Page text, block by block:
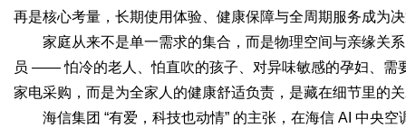
再是核心考量，长期使用体验、健康保障与全周期服务成为
家庭从来不是单一需求的集合，而是物理空间与亲缘关
员 —— 怕冷的老人、怕直吹的孩子、对异味敏感的孕妇、需
家电采购，而是为全家人的健康舒适负责，是藏在细节里的
海信集团 “有爱，科技也动情” 的主张，在海信 AI 中央